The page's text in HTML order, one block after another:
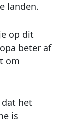
landen.
op dit
beter af
om
dat het
is